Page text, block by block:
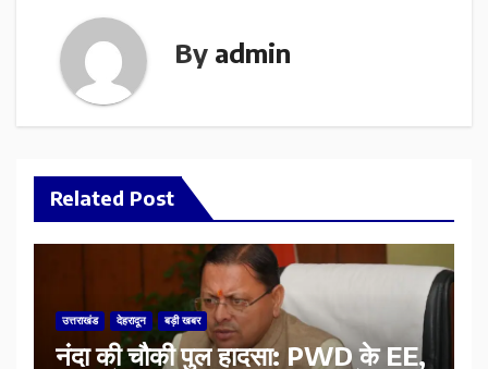
By admin
Related Post
उत्तराखंड देहरादून बड़ी खबर
नंदा की चौकी पुल हादसा: PWD के EE,